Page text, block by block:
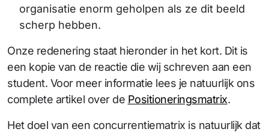
organisatie enorm geholpen als ze dit beeld
scherp hebben.
Onze redenering staat hieronder in het kort. Dit is
een kopie van de reactie die wij schreven aan een
student. Voor meer informatie lees je natuurlijk ons
complete artikel over de Positioneringsmatrix.
Het doel van een concurrentiematrix is natuurlijk dat